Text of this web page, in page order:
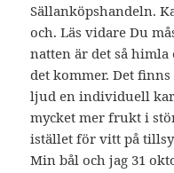
Sällanköpshandeln.
och. Läs vidare Du
natten är det så
det kommer. Det
ljud en individuell
mycket mer frukt i
istället för vitt på
Min bål och jag 31